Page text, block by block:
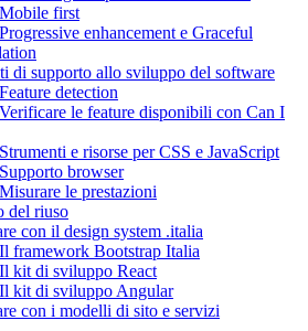
first
enhancement e Graceful
di supporto allo sviluppo del software
detection
le feature disponibili con Can I
e risorse per CSS e JavaScript
browser
le prestazioni
del riuso
con il design system .italia
framework Bootstrap Italia
kit di sviluppo React
kit di sviluppo Angular
con i modelli di sito e servizi